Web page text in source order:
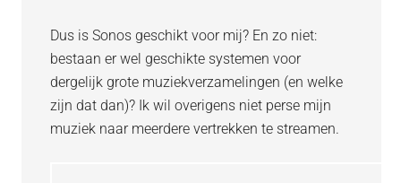
Dus is Sonos geschikt voor mij? En zo niet:
bestaan er wel geschikte systemen voor
dergelijk grote muziekverzamelingen (en welke
zijn dat dan)? Ik wil overigens niet perse mijn
muziek naar meerdere vertrekken te streamen.